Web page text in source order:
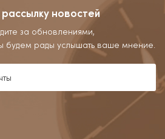
новостей
за обновлениями,
будем рады услышать ваше мнение.